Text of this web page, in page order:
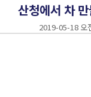
산청에서 차
2019-05-18 오